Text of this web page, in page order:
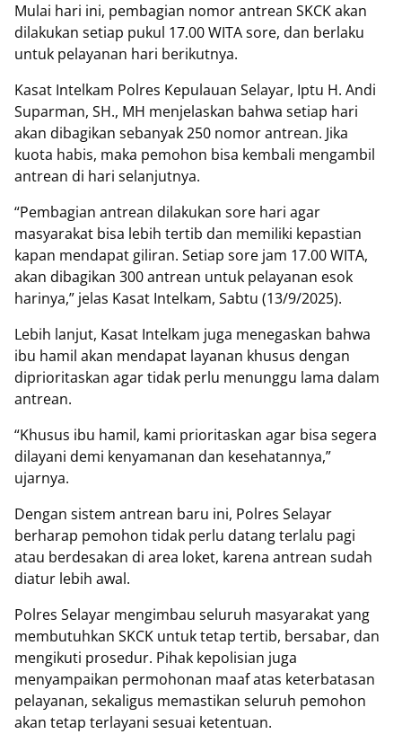
Mulai hari ini, pembagian nomor antrean SKCK akan
dilakukan setiap pukul 17.00 WITA sore, dan berlaku
untuk pelayanan hari berikutnya.
Kasat Intelkam Polres Kepulauan Selayar, Iptu H. Andi
Suparman, SH., MH menjelaskan bahwa setiap hari
akan dibagikan sebanyak 250 nomor antrean. Jika
kuota habis, maka pemohon bisa kembali mengambil
antrean di hari selanjutnya.
“Pembagian antrean dilakukan sore hari agar
masyarakat bisa lebih tertib dan memiliki kepastian
kapan mendapat giliran. Setiap sore jam 17.00 WITA,
akan dibagikan 300 antrean untuk pelayanan esok
harinya,” jelas Kasat Intelkam, Sabtu (13/9/2025).
Lebih lanjut, Kasat Intelkam juga menegaskan bahwa
ibu hamil akan mendapat layanan khusus dengan
diprioritaskan agar tidak perlu menunggu lama dalam
antrean.
“Khusus ibu hamil, kami prioritaskan agar bisa segera
dilayani demi kenyamanan dan kesehatannya,”
ujarnya.
Dengan sistem antrean baru ini, Polres Selayar
berharap pemohon tidak perlu datang terlalu pagi
atau berdesakan di area loket, karena antrean sudah
diatur lebih awal.
Polres Selayar mengimbau seluruh masyarakat yang
membutuhkan SKCK untuk tetap tertib, bersabar, dan
mengikuti prosedur. Pihak kepolisian juga
menyampaikan permohonan maaf atas keterbatasan
pelayanan, sekaligus memastikan seluruh pemohon
akan tetap terlayani sesuai ketentuan.